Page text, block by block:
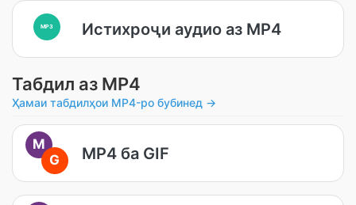
MP3 Истихроҷи аудио аз MP4
Табдил аз MP4
Ҳамаи табдилҳои MP4-ро бубинед →
M
G
MP4 ба GIF